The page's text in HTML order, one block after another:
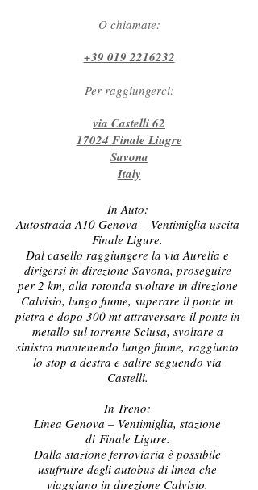
O chiamate:
+39 019 2216232
Per raggiungerci:
via Castelli 62
17024 Finale Liugre
Savona
Italy
In Auto:
Autostrada A10 Genova – Ventimiglia uscita
Finale Ligure.
Dal casello raggiungere la via Aurelia e
dirigersi in direzione Savona, proseguire
per 2 km, alla rotonda svoltare in direzione
Calvisio, lungo fiume, superare il ponte in
pietra e dopo 300 mt attraversare il ponte in
metallo sul torrente Sciusa, svoltare a
sinistra mantenendo lungo fiume, raggiunto
lo stop a destra e salire seguendo via
Castelli.
In Treno:
Linea Genova – Ventimiglia, stazione
di Finale Ligure.
Dalla stazione ferroviaria è possibile
usufruire degli autobus di linea che
viaggiano in direzione Calvisio.